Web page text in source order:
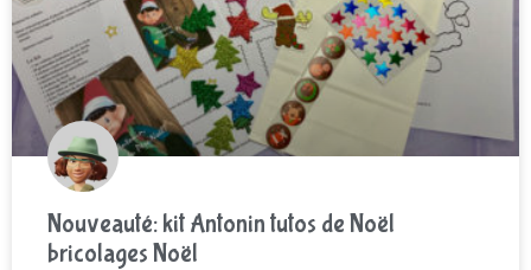
Nouveauté: kit Antonin tutos de Noël
bricolages Noël